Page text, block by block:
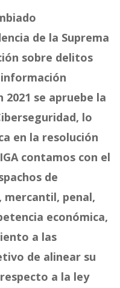
de la Suprema
sobre delitos
2021 se apruebe la
lo
en la resolución
contamos con el
de
mercantil, penal,
económica,
a las
de alinear su
a la ley